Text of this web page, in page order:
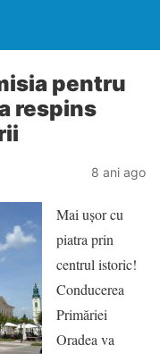
pentru
respins
8 ani ago
Mai uşor cu
piatra prin
centrul istoric!
Conducerea
Primăriei
Oradea va